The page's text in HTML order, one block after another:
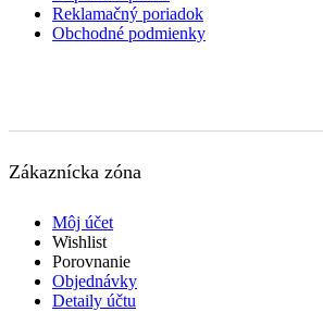
Reklamačný poriadok
Obchodné podmienky
Zákaznícka zóna
Môj účet
Wishlist
Porovnanie
Objednávky
Detaily účtu